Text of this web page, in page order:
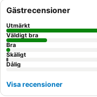
varierade
frukosten
höjdpunkt. För en verkligt
medbalkong
Gästrecensioner
Utmärkt
Väldigt bra
Bra
Skäligt
Dålig
Visa recensioner